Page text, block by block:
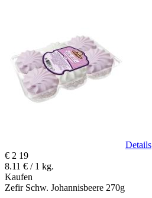
Details
€ 2 19
8.11 € / 1 kg.
Kaufen
Zefir Schw. Johannisbeere 270g